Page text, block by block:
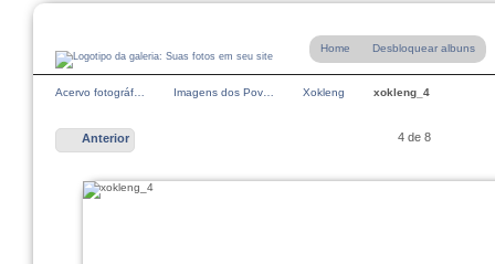
Home Desbloquear albuns
Acervo fotográf… Imagens dos Pov… Xokleng xokleng_4
Anterior 4 de 8